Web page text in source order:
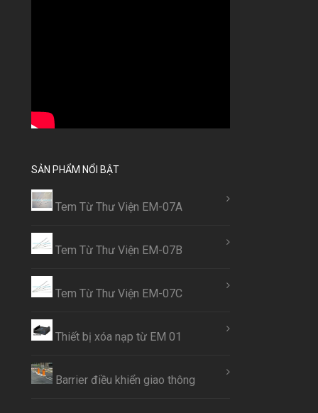
SẢN PHẨM NỔI BẬT
Tem Từ Thư Viện EM-07A
Tem Từ Thư Viện EM-07B
Tem Từ Thư Viện EM-07C
Thiết bị xóa nạp từ EM 01
Barrier điều khiển giao thông